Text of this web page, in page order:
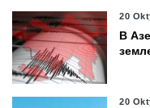
20
В
20